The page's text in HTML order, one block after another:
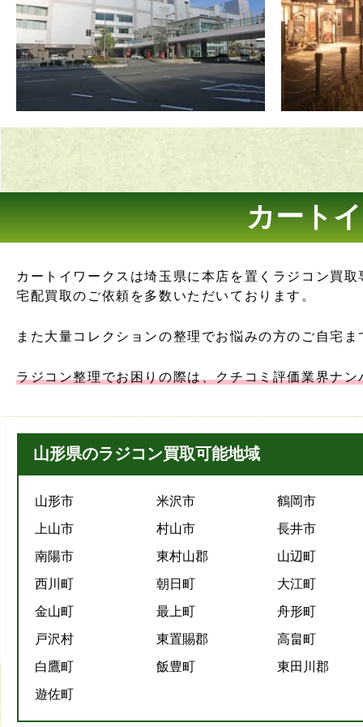
カート
カートイワークスは埼玉県に本店を置くラジコン買
宅配買取のご依頼を多数いただいております。
また大量コレクションの整理でお悩みの方のご自宅
ラジコン整理でお困りの際は、クチコミ評価業界ナ
山形県のラジコン買取可能地域
山形市 米沢市
鶴岡市
上山市
村山市
長井市
南陽市
東村山郡
山辺町
西川町
朝日町
大江町
金山町
最上町
舟形町
戸沢村
東置賜郡
高畠町
白鷹町
飯豊町
東田川郡
遊佐町